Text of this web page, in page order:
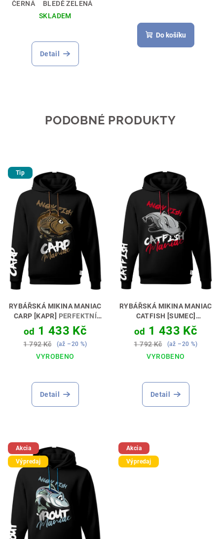
ČERNÁ
BLEDĚ ZELENÁ
SKLADEM
Detail
Do košíku
PODOBNÉ PRODUKTY
Tip
RYBÁŘSKÁ MIKINA MANIAC
CARP [KAPR] PERFEKTNÍ
DÁREK PRO KAPRAŘE 🎣🎁
od 1 433 Kč
1 792 Kč (až –20 %)
VYROBENO
hodnocení
produktu
Detail
RYBÁŘSKÁ MIKINA MANIAC
CATFISH [SUMEC]
PERFEKTNÍ DÁREK PRO
SUMCAŘE 🎣🎁
od 1 433 Kč
1 792 Kč (až –20 %)
VYROBENO
hodnocení
produktu
Detail
Akcia
Výpredaj
Akcia
Výpredaj